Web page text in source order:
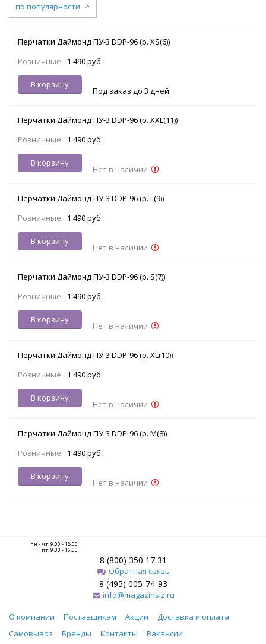
по популярности
Перчатки Даймонд ПУ-3 DDP-96 (р. XS(6))
Розничные: 1 490 руб.
В корзину
Под заказ до 3 дней
Перчатки Даймонд ПУ-3 DDP-96 (р. XXL(11))
Розничные: 1 490 руб.
В корзину
Нет в наличии
Перчатки Даймонд ПУ-3 DDP-96 (р. L(9))
Розничные: 1 490 руб.
В корзину
Нет в наличии
Перчатки Даймонд ПУ-3 DDP-96 (р. S(7))
Розничные: 1 490 руб.
В корзину
Нет в наличии
Перчатки Даймонд ПУ-3 DDP-96 (р. XL(10))
Розничные: 1 490 руб.
В корзину
Нет в наличии
Перчатки Даймонд ПУ-3 DDP-96 (р. M(8))
Розничные: 1 490 руб.
В корзину
Нет в наличии
пн - чт: 9.00 - 18.00
пт: 9.00 - 16.00
8 (800) 350 17 31
Обратная связь
8 (495) 005-74-93
info@magazinsiz.ru
О компании Поставщикам Акции
Доставка и оплата
Самовывоз
Бренды Контакты Вакансии